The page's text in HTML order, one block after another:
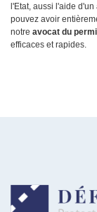
l'Etat, aussi l'aide
pouvez avoir
notre avocat du
efficaces et rapides.